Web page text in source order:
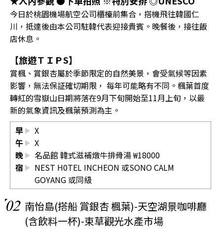
今日於桃園機場航空公司櫃檯前集合，搭機飛往韓國仁
川，抵達後由本公司駐韓代表迎接貴賓。晚餐後，接往飯
店休息。
【旅遊ＴＩＰS】
賞楓、賞銀杏屬於季節限定的自然美景，會受氣候等因素
影響，無法保証確切期限， 每年可能略有不同。楓葉首度
轉紅的雪嶽山日期將落在9月下旬開始至11月上旬，以最
新的氣象資訊及楓葉預測為主。
早
X
午
X
晚
名品館 韓式滋補燉牛排骨湯 ₩18000
宿
NEST H0TEL INCHEON 或SONO CALM
GOYANG 或同級
02 南怡島(搭船 賞銀杏 楓葉)-天空湖景咖啡廳
(含飲料一杯)-束草觀光水產市場